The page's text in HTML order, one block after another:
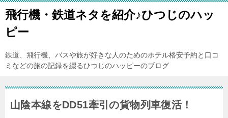
飛行機・鉄道ネタを紹介♪ひつじのハッ
ピー
鉄道、飛行機、バスや旅が好きな人のためのホテル格安予約と口コ
ミなどの旅の記録を綴るひつじのハッピーのブログ
山陰本線をDD51牽引の貨物列車復活！